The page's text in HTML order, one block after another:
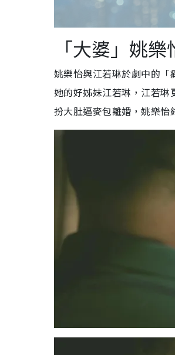
「大婆」姚
姚樂怡與江若琳於劇中的
她的好姊妹江若琳，江若
扮大肚逼麥包離婚，姚樂怡